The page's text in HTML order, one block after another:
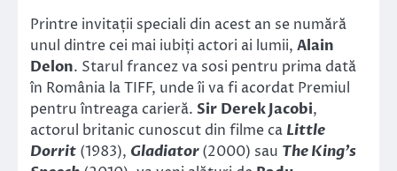
Printre invitații speciali din acest an se numără
unul dintre cei mai iubiți actori ai lumii, Alain
Delon. Starul francez va sosi pentru prima dată
în România la TIFF, unde îi va fi acordat Premiul
pentru întreaga carieră. Sir Derek Jacobi,
actorul britanic cunoscut din filme ca Little
Dorrit (1983), Gladiator(2000) sau The King’s